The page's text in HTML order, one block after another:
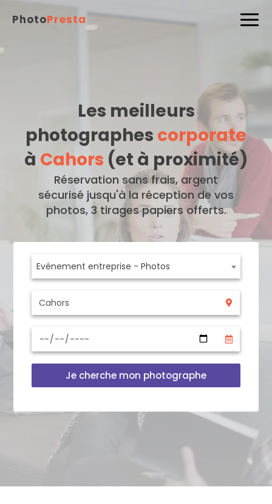
PhotoPresta
Les meilleurs
photographes corporate
à Cahors (et à proximité)
Réservation sans frais, argent
sécurisé jusqu'à la réception de vos
photos, 3 tirages papiers offerts.
Evénement entreprise - Photos
Je cherche mon photographe